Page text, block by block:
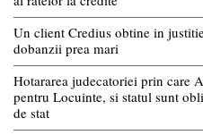
Un client Credius obtine in
dobanzii prea mari
Hotararea judecatoriei prin care
pentru Locuinte, si statul sunt
de stat